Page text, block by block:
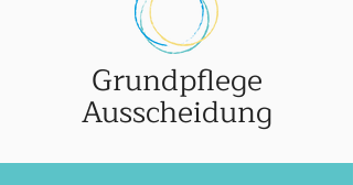
Grundpflege
Ausscheidung